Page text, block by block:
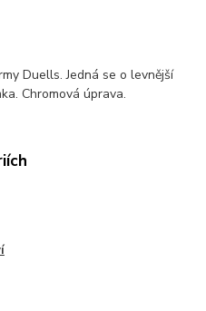
Duells. Jedná se o levnější
Chromová úprava.